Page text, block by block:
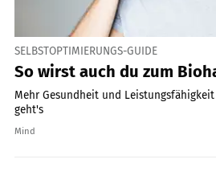
SELBSTOPTIMIERUNGS-GUIDE
So wirst auch du zum
Mehr Gesundheit und
geht's
Mind